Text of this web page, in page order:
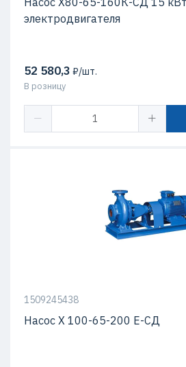
электродвигателя
52 580,3 ₽/шт.
В розницу
1509245438
Насос Х 100-65-200 Е-СД